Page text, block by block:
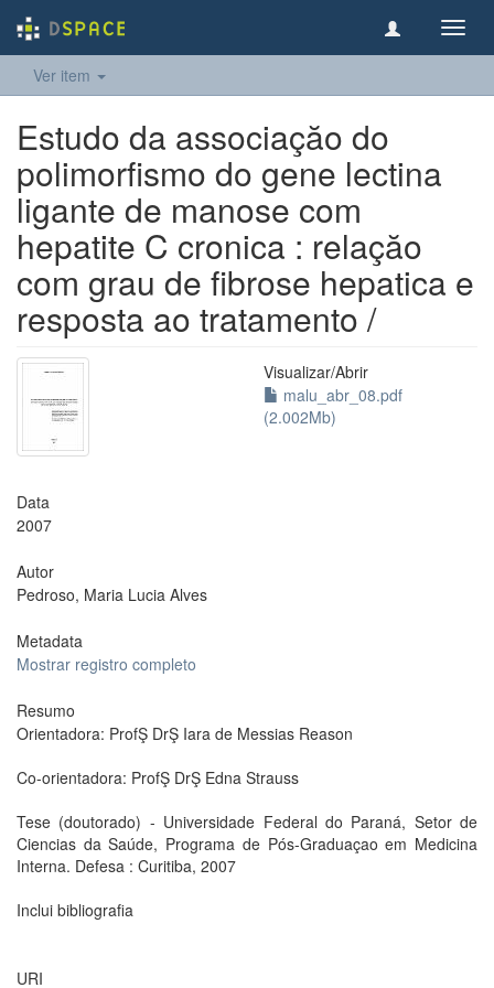
Ver item
Estudo da associaçăo do
polimorfismo do gene lectina
ligante de manose com
hepatite C cronica : relaçăo
com grau de fibrose hepatica e
resposta ao tratamento /
Visualizar/Abrir
malu_abr_08.pdf
(2.002Mb)
Data
2007
Autor
Pedroso, Maria Lucia Alves
Metadata
Mostrar registro completo
Resumo
Orientadora: ProfŞ DrŞ Iara de Messias Reason
Co-orientadora: ProfŞ DrŞ Edna Strauss
Tese (doutorado) - Universidade Federal do Paraná, Setor de
Ciencias da Saúde, Programa de Pós-Graduaçao em Medicina
Interna. Defesa : Curitiba, 2007
Inclui bibliografia
URI